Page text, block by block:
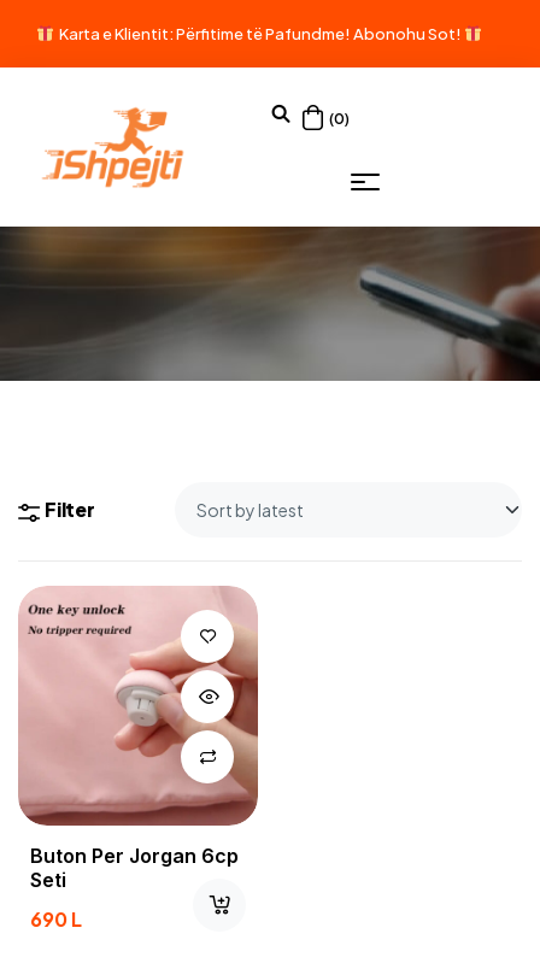
Karta e Klientit: Përfitime të Pafundme! Abonohu Sot!
(0)
Filter
Buton Per Jorgan 6cp
Seti
690L